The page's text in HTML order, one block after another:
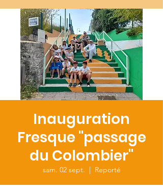
Inauguration
Fresque "passage
du Colombier"
sam. 02 sept.
  |
Reporté